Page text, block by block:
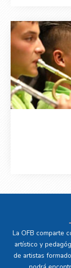
La OFB comparte
artístico y
de artistas